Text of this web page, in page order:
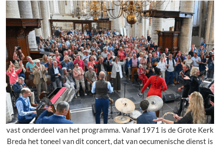
Het eerste gospelconcert is uitverkocht. Wegens deze grote
belangstelling stellen we kaarten kaarten beschikbaar voor de
tweede gospeldienst. Aanvangstijd is 12:00 uur. Let op; de
zaal gaat deze keer niet een half uur voor aanvang open.
Leestijd:1minuten
Gospelconcert: een traditie
Het gospelconcert is al sinds het eerste Breda Jazz Festival een
vast onderdeel van het programma. Vanaf 1971 is de Grote Kerk
Breda het toneel van dit concert, dat van oecumenische dienst is